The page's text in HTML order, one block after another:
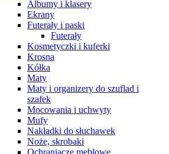
Albumy i klasery
Ekrany
Futerały i paski
Futerały
Kosmetyczki i kuferki
Krosna
Kółka
Maty
Maty i organizery do szuflad i
szafek
Mocowania i uchwyty
Mufy
Nakładki do słuchawek
Noże, skrobaki
Ochraniacze meblowe